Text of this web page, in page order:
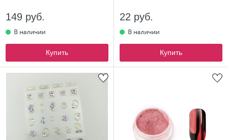
149 руб.
Купить
22 руб.
Купить